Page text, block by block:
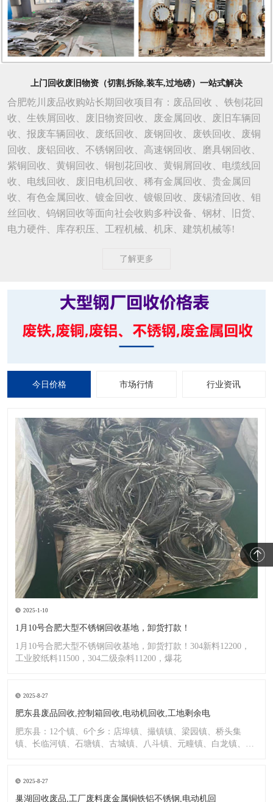
上门回收废旧物资（切割,拆除,装车,过地磅）一站式解决
合肥乾川废品收购站长期回收项目有：废品回收 、铁刨花回
收、生铁屑回收、废旧物资回收、废金属回收、废旧车辆回
收、报废车辆回收、废纸回收、废钢回收、废铁回收、废铜
回收、废铝回收、不锈钢回收、高速钢回收、磨具钢回收、
紫铜回收、黄铜回收、铜刨花回收、黄铜屑回收、电缆线回
收、电线回收、废旧电机回收、稀有金属回收、贵金属回
收、有色金属回收、镀金回收、镀银回收、废锡渣回收、钼
丝回收、钨钢回收等面向社会收购多种设备、钢材、旧货、
电力硬件、库存积压、工程机械、机床、建筑机械等!
了解更多
今日价格 市场行情 行业资讯
2025-1-10
1月10号合肥大型不锈钢回收基地，卸货打款！
1月10号合肥大型不锈钢回收基地，卸货打款！304新料12200，
工业胶纸料11500，304二级杂料11200，爆花
2025-8-27
肥东县废品回收,控制箱回收,电动机回收,工地剩余电
肥东县：12个镇、6个乡：店埠镇、撮镇镇、梁园镇、桥头集
镇、长临河镇、石塘镇、古城镇、八斗镇、元疃镇、白龙镇、包
2025-8-27
巢湖回收废品,工厂废料废金属铜铁铝不锈钢,电动机回